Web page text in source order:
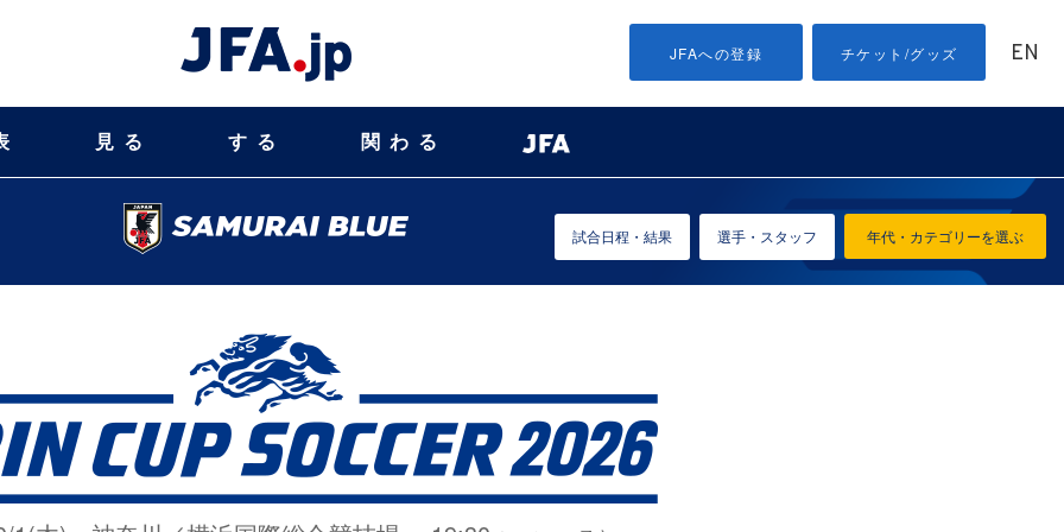
JFAへの登録 チケット/グッズ EN
見る する 関わる
年代・カテゴリーを選ぶ
試合日程・結果 選手・スタッフ